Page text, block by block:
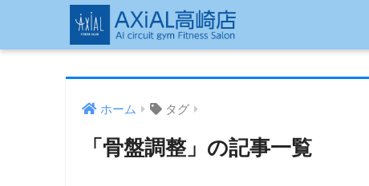
ホーム タグ
「骨盤調整」の記事一覧